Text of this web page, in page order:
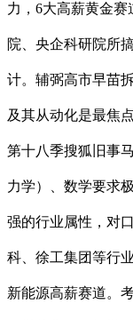
力，6大高薪黄金
院、央企科研院所
计。辅弼高市早苗
及其从动化是最焦
第十八季搜狐旧事
力学）、数学要求
强的行业属性，对
科、徐工集团等行
新能源高薪赛道。